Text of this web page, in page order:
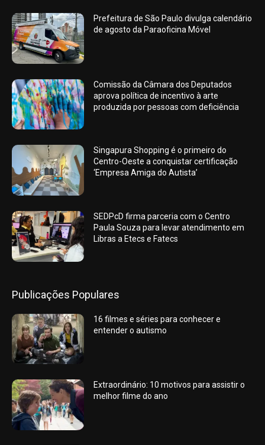
Prefeitura de São Paulo divulga calendário
de agosto da Paraoficina Móvel
Comissão da Câmara dos Deputados
aprova política de incentivo à arte
produzida por pessoas com deficiência
Singapura Shopping é o primeiro do
Centro-Oeste a conquistar certificação
‘Empresa Amiga do Autista’
SEDPcD firma parceria com o Centro
Paula Souza para levar atendimento em
Libras a Etecs e Fatecs
Publicações Populares
16 filmes e séries para conhecer e
entender o autismo
Extraordinário: 10 motivos para assistir o
melhor filme do ano